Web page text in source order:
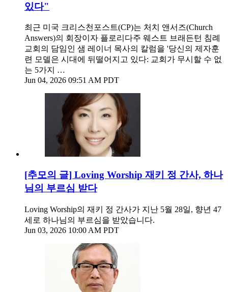
있다"
최근 미국 크리스천포스트(CP)는 처치 앤서즈(Church
Answers)의 회장이자 플로리다주 웨스트 브래든턴 침례
교회의 담임인 샘 레이너 목사의 칼럼을 '당신의 제자훈
련 모델은 시대에 뒤떨어지고 있다: 교회가 무시할 수 없
는 5가지 …
Jun 04, 2026 09:51 AM PDT
[추모의 글] Loving Worship 재키 정 간사, 하나
님의 부르심 받다
Loving Worship의 재키 정 간사가 지난 5월 28일, 향년 47
세로 하나님의 부르심을 받았습니다.
Jun 03, 2026 10:00 AM PDT